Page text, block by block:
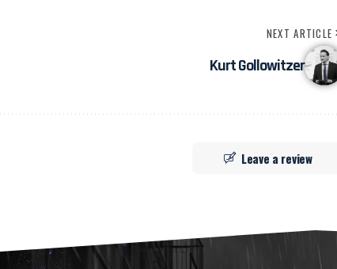
NEXT ARTICLE
Kurt Gollowitzer
Leave a review